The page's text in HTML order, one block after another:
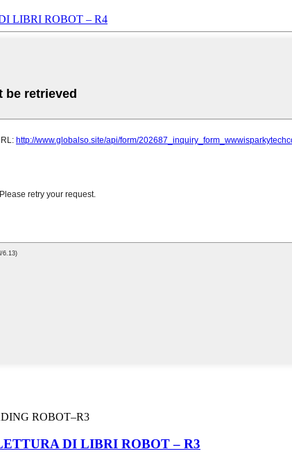
LIBRI ROBOT – R4
DI LIBRI ROBOT – R3